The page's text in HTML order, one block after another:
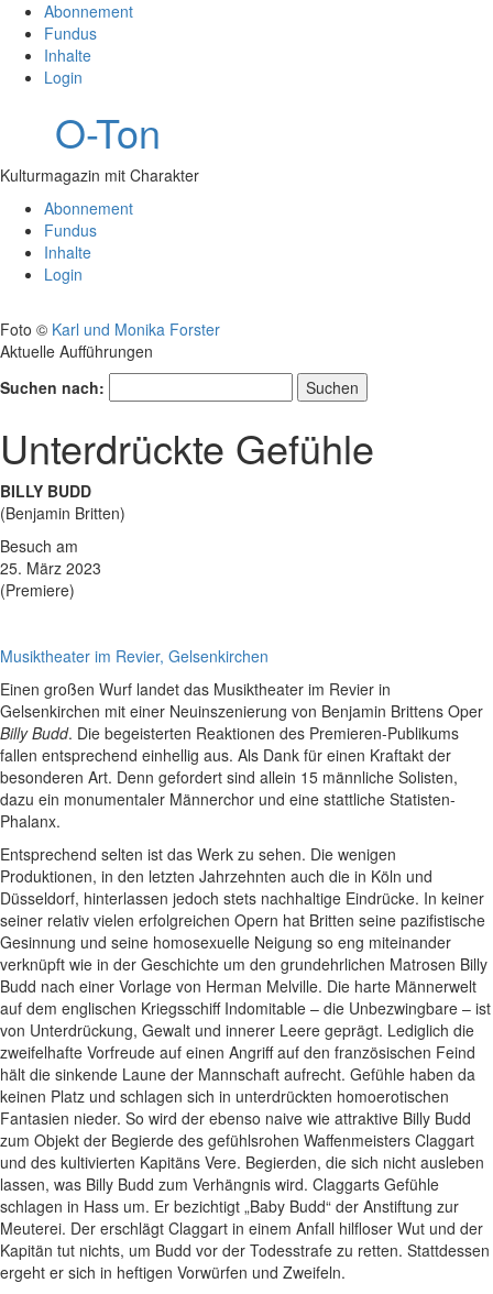
Abonnement
Fundus
Inhalte
Login
O-Ton
Kulturmagazin mit Charakter
Abonnement
Fundus
Inhalte
Login
Foto © Karl und Monika Forster
Aktuelle Aufführungen
Suchen nach:
Unterdrückte Gefühle
BILLY BUDD
(Benjamin Britten)
Besuch am
25. März 2023
(Premiere)
Musiktheater im Revier, Gelsenkirchen
Einen großen Wurf landet das Musiktheater im Revier in
Gelsenkirchen mit einer Neuinszenierung von Benjamin Brittens Oper
Billy Budd. Die begeisterten Reaktionen des Premieren-Publikums
fallen entsprechend einhellig aus. Als Dank für einen Kraftakt der
besonderen Art. Denn gefordert sind allein 15 männliche Solisten,
dazu ein monumentaler Männerchor und eine stattliche Statisten-
Phalanx.
Entsprechend selten ist das Werk zu sehen. Die wenigen
Produktionen, in den letzten Jahrzehnten auch die in Köln und
Düsseldorf, hinterlassen jedoch stets nachhaltige Eindrücke. In keiner
seiner relativ vielen erfolgreichen Opern hat Britten seine pazifistische
Gesinnung und seine homosexuelle Neigung so eng miteinander
verknüpft wie in der Geschichte um den grundehrlichen Matrosen Billy
Budd nach einer Vorlage von Herman Melville. Die harte Männerwelt
auf dem englischen Kriegsschiff Indomitable – die Unbezwingbare – ist
von Unterdrückung, Gewalt und innerer Leere geprägt. Lediglich die
zweifelhafte Vorfreude auf einen Angriff auf den französischen Feind
hält die sinkende Laune der Mannschaft aufrecht. Gefühle haben da
keinen Platz und schlagen sich in unterdrückten homoerotischen
Fantasien nieder. So wird der ebenso naive wie attraktive Billy Budd
zum Objekt der Begierde des gefühlsrohen Waffenmeisters Claggart
und des kultivierten Kapitäns Vere. Begierden, die sich nicht ausleben
lassen, was Billy Budd zum Verhängnis wird. Claggarts Gefühle
schlagen in Hass um. Er bezichtigt „Baby Budd“ der Anstiftung zur
Meuterei. Der erschlägt Claggart in einem Anfall hilfloser Wut und der
Kapitän tut nichts, um Budd vor der Todesstrafe zu retten. Stattdessen
ergeht er sich in heftigen Vorwürfen und Zweifeln.